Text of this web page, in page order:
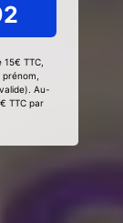
TTC,
Au-
TTC par